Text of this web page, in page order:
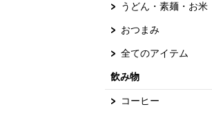
うどん・素麺・お米
おつまみ
全てのアイテム
飲み物
コーヒー